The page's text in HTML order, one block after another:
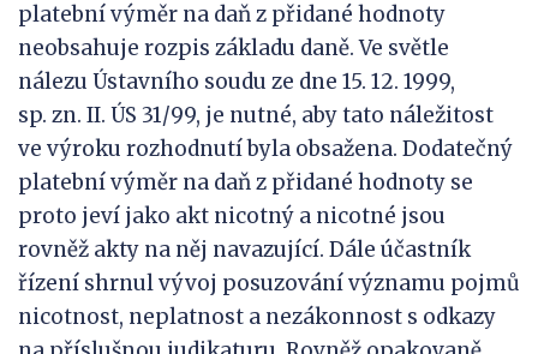
platební výměr na daň z přidané hodnoty
neobsahuje rozpis základu daně. Ve světle
nálezu Ústavního soudu ze dne 15. 12. 1999,
sp. zn. II. ÚS 31/99, je nutné, aby tato náležitost
ve výroku rozhodnutí byla obsažena. Dodatečný
platební výměr na daň z přidané hodnoty se
proto jeví jako akt nicotný a nicotné jsou
rovněž akty na něj navazující. Dále účastník
řízení shrnul vývoj posuzování významu pojmů
nicotnost, neplatnost a nezákonnost s odkazy